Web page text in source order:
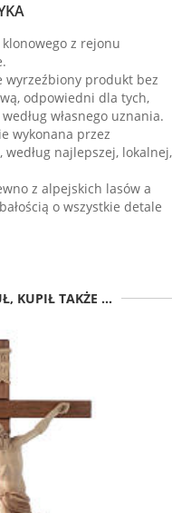
z rejonu
produkt bez
odpowiedni dla tych,
własnego uznania.
wykonana przez
najlepszej, lokalnej,
z alpejskich lasów a
o wszystkie detale
KUPIŁ TAKŻE ...